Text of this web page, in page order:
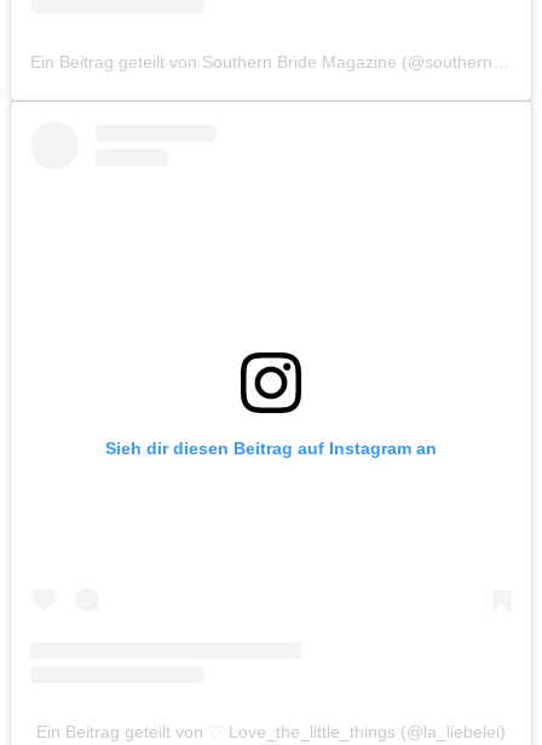
Sieh dir diesen Beitrag auf Instagram an
Ein Beitrag geteilt von ♡ Love_the_little_things (@la_liebelei)